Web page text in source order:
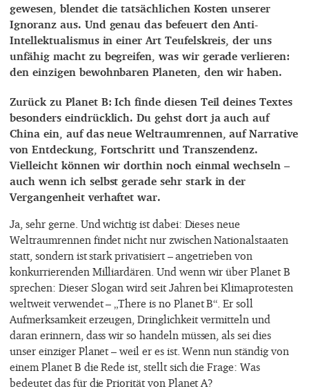
gewesen, blendet die tatsächlichen Kosten unserer
Ignoranz aus. Und genau das befeuert den Anti-
Intellektualismus in einer Art Teufelskreis, der uns
unfähig macht zu begreifen, was wir gerade verlieren:
den einzigen bewohnbaren Planeten, den wir haben.
Zurück zu Planet B: Ich finde diesen Teil deines Textes
besonders eindrücklich. Du gehst dort ja auch auf
China ein, auf das neue Weltraumrennen, auf Narrative
von Entdeckung, Fortschritt und Transzendenz.
Vielleicht können wir dorthin noch einmal wechseln –
auch wenn ich selbst gerade sehr stark in der
Vergangenheit verhaftet war.
Ja, sehr gerne. Und wichtig ist dabei: Dieses neue
Weltraumrennen findet nicht nur zwischen Nationalstaaten
statt, sondern ist stark privatisiert – angetrieben von
konkurrierenden Milliardären. Und wenn wir über Planet B
sprechen: Dieser Slogan wird seit Jahren bei Klimaprotesten
weltweit verwendet – „There is no Planet B“. Er soll
Aufmerksamkeit erzeugen, Dringlichkeit vermitteln und
daran erinnern, dass wir so handeln müssen, als sei dies
unser einziger Planet – weil er es ist. Wenn nun ständig von
einem Planet B die Rede ist, stellt sich die Frage: Was
bedeutet das für die Priorität von Planet A?